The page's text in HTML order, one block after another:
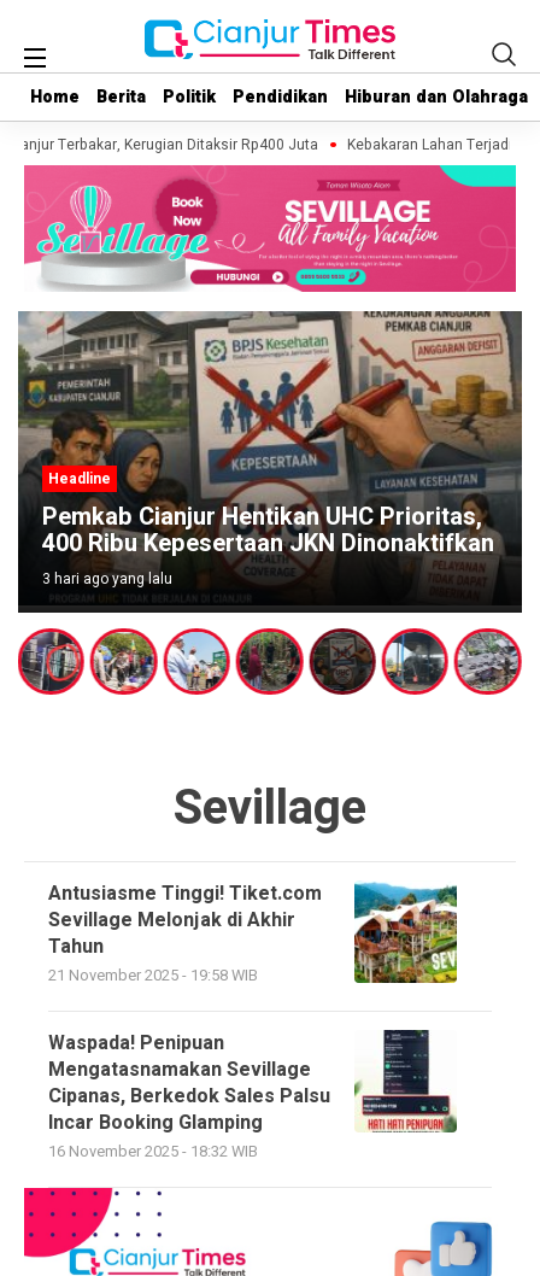
Home Berita Politik Pendidikan Hiburan dan Olahraga
Home Berita Politik Pendidikan Hiburan dan Olahraga
Terbakar, Kerugian Ditaksir Rp400 Juta Kebakaran Lahan Terjadi di
Headline
Pabrik Pengolahan Ban Bekas di
Sukaluyu Cianjur Alami Kebakaran,
Diduga Berawal dari Boiler
3 hari ago yang lalu
Sevillage
Antusiasme Tinggi! Tiket.com
Sevillage Melonjak di Akhir
Tahun
21 November 2025 - 19:58 WIB
Waspada! Penipuan
Mengatasnamakan Sevillage
Cipanas, Berkedok Sales Palsu
Incar Booking Glamping
16 November 2025 - 18:32 WIB